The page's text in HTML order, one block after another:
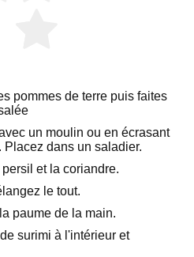
pommes de terre puis faites
un moulin ou en écrasant
Placez dans un saladier.
et la coriandre.
le tout.
paume de la main.
surimi à l'intérieur et